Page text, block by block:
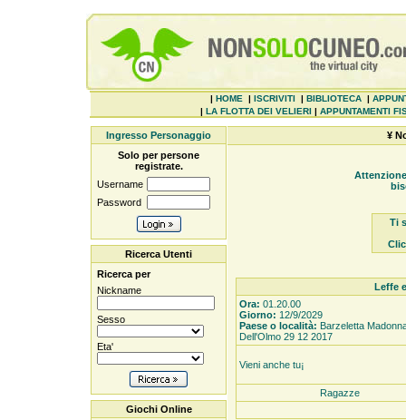
| HOME | ISCRIVITI| BIBLIOTECA|
| LA FLOTTA DEI VELIERI | APPUNTAMENTI
Ingresso Personaggio
Solo per persone
registrate.
Username
Password
Ricerca Utenti
Ricerca per
Nickname
Sesso
Eta'
Giochi Online
¥
Ti
Leffe
Ora: 01.20.00
Giorno: 12/9/2029
Paese o località: Barzeletta
Dell'Olmo 29 12 2017
Vieni anche tu¡
Ragazze